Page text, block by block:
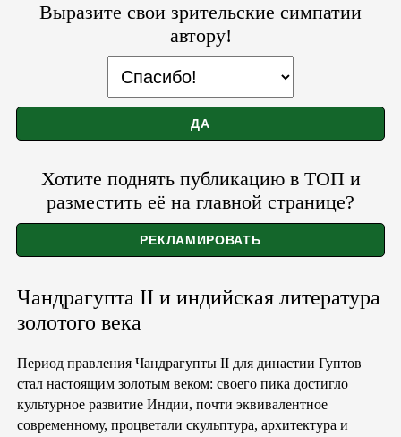
Выразите свои зрительские симпатии
автору!
Хотите поднять публикацию в ТОП и
разместить её на главной странице?
Чандрагупта II и индийская литература
золотого века
Период правления Чандрагупты II для династии Гуптов
стал настоящим золотым веком: своего пика достигло
культурное развитие Индии, почти эквивалентное
современному, процветали скульптура, архитектура и